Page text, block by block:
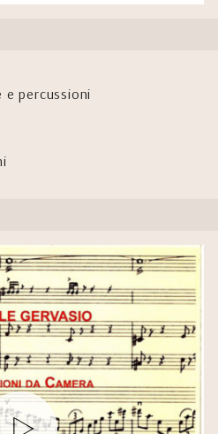
e percussioni